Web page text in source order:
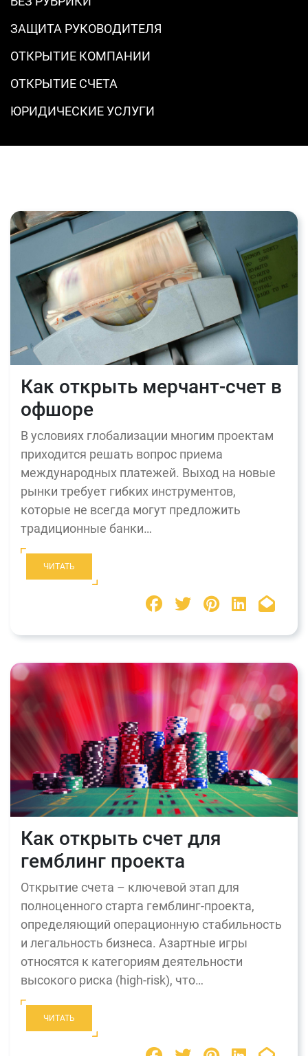
ЗАЩИТА РУКОВОДИТЕЛЯ
ОТКРЫТИЕ КОМПАНИИ
ОТКРЫТИЕ СЧЕТА
ЮРИДИЧЕСКИЕ УСЛУГИ
Как открыть мерчант-счет в
офшоре
В условиях глобализации многим проектам
приходится решать вопрос приема
международных платежей. Выход на новые
рынки требует гибких инструментов,
которые не всегда могут предложить
традиционные банки…
ЧИТАТЬ
Как открыть счет для
гемблинг проекта
Открытие счета – ключевой этап для
полноценного старта гемблинг-проекта,
определяющий операционную стабильность
и легальность бизнеса. Азартные игры
относятся к категориям деятельности
высокого риска (high-risk), что…
ЧИТАТЬ